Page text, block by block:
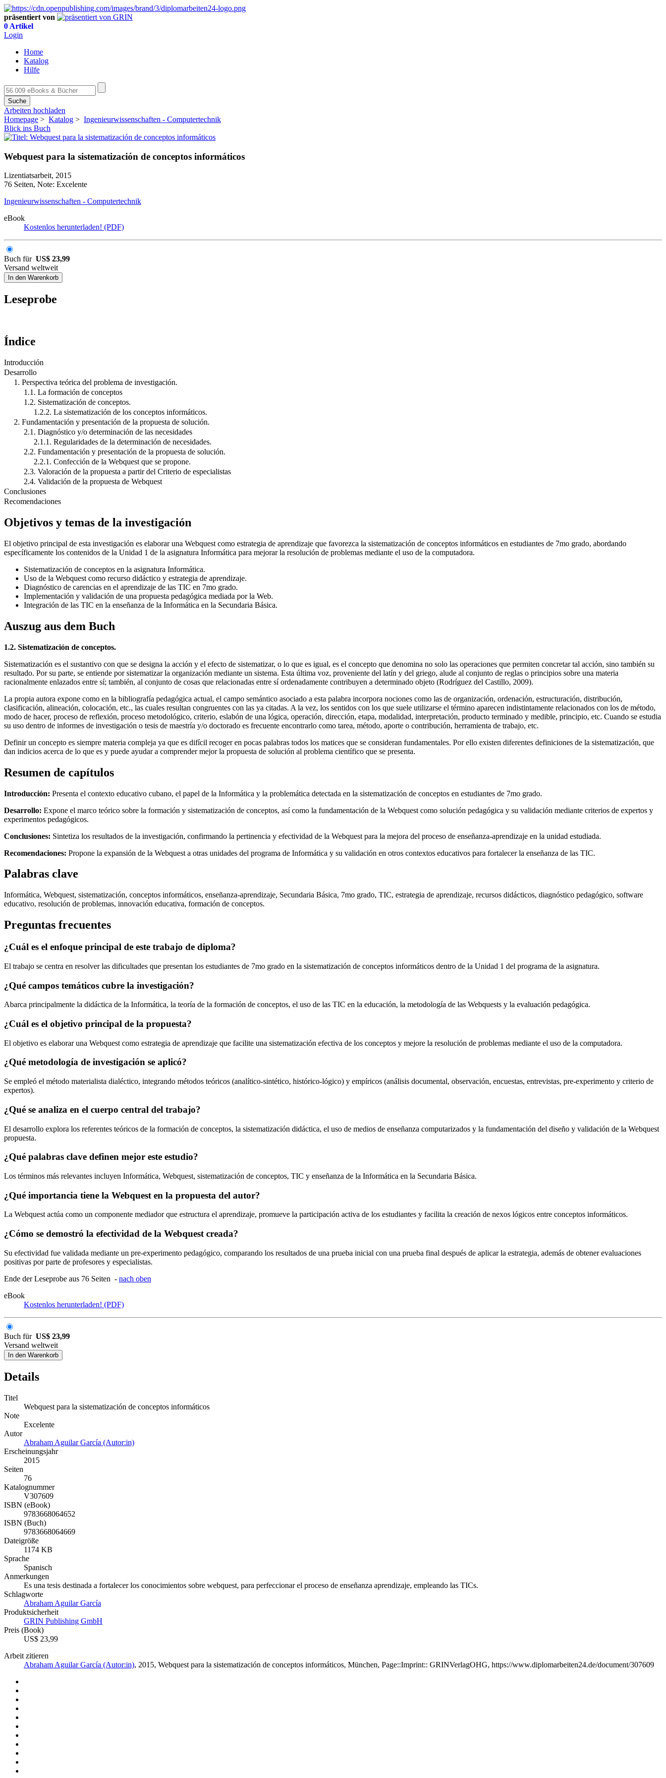
präsentiert von
0 Artikel
Login
Home
Katalog
Hilfe
Suche
Arbeiten hochladen
Homepage > Katalog > Ingenieurwissenschaften - Computertechnik
Blick ins Buch
Webquest para la sistematización de conceptos informáticos
Lizentiatsarbeit, 2015
76 Seiten, Note: Excelente
Ingenieurwissenschaften - Computertechnik
eBook
Kostenlos herunterladen! (PDF)
Buch für US$ 23,99
Versand weltweit
In den Warenkorb
Leseprobe
Índice
Introducción
Desarrollo
1. Perspectiva teórica del problema de investigación.
1.1. La formación de conceptos
1.2. Sistematización de conceptos.
1.2.2. La sistematización de los conceptos informáticos.
2. Fundamentación y presentación de la propuesta de solución.
2.1. Diagnóstico y/o determinación de las necesidades
2.1.1. Regularidades de la determinación de necesidades.
2.2. Fundamentación y presentación de la propuesta de solución.
2.2.1. Confección de la Webquest que se propone.
2.3. Valoración de la propuesta a partir del Criterio de especialistas
2.4. Validación de la propuesta de Webquest
Conclusiones
Recomendaciones
Objetivos y temas de la investigación
El objetivo principal de esta investigación es elaborar una Webquest como estrategia de aprendizaje que favorezca la sistematización de conceptos informáticos en estudiantes de 7mo grado, abordando
específicamente los contenidos de la Unidad 1 de la asignatura Informática para mejorar la resolución de problemas mediante el uso de la computadora.
Sistematización de conceptos en la asignatura Informática.
Uso de la Webquest como recurso didáctico y estrategia de aprendizaje.
Diagnóstico de carencias en el aprendizaje de las TIC en 7mo grado.
Implementación y validación de una propuesta pedagógica mediada por la Web.
Integración de las TIC en la enseñanza de la Informática en la Secundaria Básica.
Auszug aus dem Buch
1.2. Sistematización de conceptos.
Sistematización es el sustantivo con que se designa la acción y el efecto de sistematizar, o lo que es igual, es el concepto que denomina no solo las operaciones que permiten concretar tal acción, sino también su
resultado. Por su parte, se entiende por sistematizar la organización mediante un sistema. Esta última voz, proveniente del latín y del griego, alude al conjunto de reglas o principios sobre una materia
racionalmente enlazados entre sí; también, al conjunto de cosas que relacionadas entre sí ordenadamente contribuyen a determinado objeto (Rodríguez del Castillo, 2009).
La propia autora expone como en la bibliografía pedagógica actual, el campo semántico asociado a esta palabra incorpora nociones como las de organización, ordenación, estructuración, distribución,
clasificación, alineación, colocación, etc., las cuales resultan congruentes con las ya citadas. A la vez, los sentidos con los que suele utilizarse el término aparecen indistintamente relacionados con los de método,
modo de hacer, proceso de reflexión, proceso metodológico, criterio, eslabón de una lógica, operación, dirección, etapa, modalidad, interpretación, producto terminado y medible, principio, etc. Cuando se estudia
su uso dentro de informes de investigación o tesis de maestría y/o doctorado es frecuente encontrarlo como tarea, método, aporte o contribución, herramienta de trabajo, etc.
Definir un concepto es siempre materia compleja ya que es difícil recoger en pocas palabras todos los matices que se consideran fundamentales. Por ello existen diferentes definiciones de la sistematización, que
dan indicios acerca de lo que es y puede ayudar a comprender mejor la propuesta de solución al problema científico que se presenta.
Resumen de capítulos
Introducción: Presenta el contexto educativo cubano, el papel de la Informática y la problemática detectada en la sistematización de conceptos en estudiantes de 7mo grado.
Desarrollo: Expone el marco teórico sobre la formación y sistematización de conceptos, así como la fundamentación de la Webquest como solución pedagógica y su validación mediante criterios de expertos y
experimentos pedagógicos.
Conclusiones: Sintetiza los resultados de la investigación, confirmando la pertinencia y efectividad de la Webquest para la mejora del proceso de enseñanza-aprendizaje en la unidad estudiada.
Recomendaciones: Propone la expansión de la Webquest a otras unidades del programa de Informática y su validación en otros contextos educativos para fortalecer la enseñanza de las TIC.
Palabras clave
Informática, Webquest, sistematización, conceptos informáticos, enseñanza-aprendizaje, Secundaria Básica, 7mo grado, TIC, estrategia de aprendizaje, recursos didácticos, diagnóstico pedagógico, software
educativo, resolución de problemas, innovación educativa, formación de conceptos.
Preguntas frecuentes
¿Cuál es el enfoque principal de este trabajo de diploma?
El trabajo se centra en resolver las dificultades que presentan los estudiantes de 7mo grado en la sistematización de conceptos informáticos dentro de la Unidad 1 del programa de la asignatura.
¿Qué campos temáticos cubre la investigación?
Abarca principalmente la didáctica de la Informática, la teoría de la formación de conceptos, el uso de las TIC en la educación, la metodología de las Webquests y la evaluación pedagógica.
¿Cuál es el objetivo principal de la propuesta?
El objetivo es elaborar una Webquest como estrategia de aprendizaje que facilite una sistematización efectiva de los conceptos y mejore la resolución de problemas mediante el uso de la computadora.
¿Qué metodología de investigación se aplicó?
Se empleó el método materialista dialéctico, integrando métodos teóricos (analítico-sintético, histórico-lógico) y empíricos (análisis documental, observación, encuestas, entrevistas, pre-experimento y criterio de
expertos).
¿Qué se analiza en el cuerpo central del trabajo?
El desarrollo explora los referentes teóricos de la formación de conceptos, la sistematización didáctica, el uso de medios de enseñanza computarizados y la fundamentación del diseño y validación de la Webquest
propuesta.
¿Qué palabras clave definen mejor este estudio?
Los términos más relevantes incluyen Informática, Webquest, sistematización de conceptos, TIC y enseñanza de la Informática en la Secundaria Básica.
¿Qué importancia tiene la Webquest en la propuesta del autor?
La Webquest actúa como un componente mediador que estructura el aprendizaje, promueve la participación activa de los estudiantes y facilita la creación de nexos lógicos entre conceptos informáticos.
¿Cómo se demostró la efectividad de la Webquest creada?
Su efectividad fue validada mediante un pre-experimento pedagógico, comparando los resultados de una prueba inicial con una prueba final después de aplicar la estrategia, además de obtener evaluaciones
positivas por parte de profesores y especialistas.
Ende der Leseprobe aus 76 Seiten - nach oben
eBook
Kostenlos herunterladen! (PDF)
Buch für US$ 23,99
Versand weltweit
In den Warenkorb
Details
Titel
Webquest para la sistematización de conceptos informáticos
Note
Excelente
Autor
Abraham Aguilar García (Autor:in)
Erscheinungsjahr
2015
Seiten
76
Katalognummer
V307609
ISBN (eBook)
9783668064652
ISBN (Buch)
9783668064669
Dateigröße
1174 KB
Sprache
Spanisch
Anmerkungen
Es una tesis destinada a fortalecer los conocimientos sobre webquest, para perfeccionar el proceso de enseñanza aprendizaje, empleando las TICs.
Schlagworte
Abraham Aguilar García
Produktsicherheit
GRIN Publishing GmbH
Preis (Book)
US$ 23,99
Arbeit zitieren
Abraham Aguilar García (Autor:in), 2015, Webquest para la sistematización de conceptos informáticos, München, Page::Imprint:: GRINVerlagOHG, https://www.diplomarbeiten24.de/document/307609